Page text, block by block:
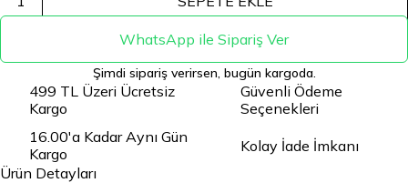
WhatsApp ile Sipariş Ver
Şimdi sipariş verirsen, bugün kargoda.
499 TL Üzeri Ücretsiz
Kargo
Güvenli Ödeme
Seçenekleri
16.00'a Kadar Aynı Gün
Kargo
Kolay İade İmkanı
Ürün Detayları